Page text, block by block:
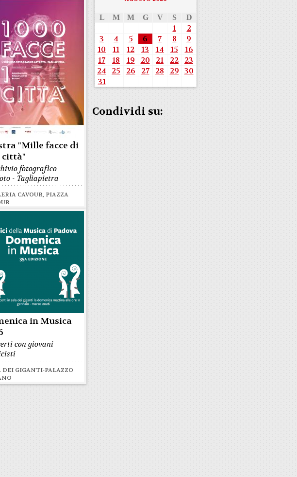
"Mille facce di
città"
fotografico
- Tagliapietra
CAVOUR, PIAZZA
in Musica
con giovani
DEI GIGANTI-PALAZZO
L M M G V S D
1
2
3
4 5 6 7 8
9
10
11 12 13 14 15
16
17
18 19 20 21 22
23
24
25 26 27 28 29 30
31
Condividi su: